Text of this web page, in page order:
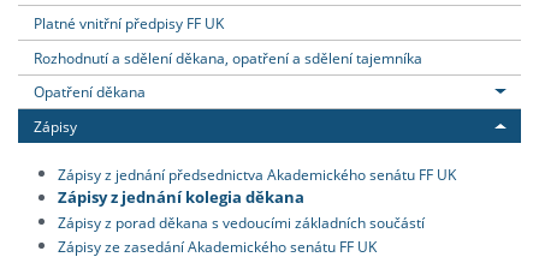
Platné vnitřní předpisy FF UK
Rozhodnutí a sdělení děkana, opatření a sdělení tajemníka
Opatření děkana
Zápisy
Zápisy z jednání předsednictva Akademického senátu FF UK
Zápisy z jednání kolegia děkana
Zápisy z porad děkana s vedoucími základních součástí
Zápisy ze zasedání Akademického senátu FF UK